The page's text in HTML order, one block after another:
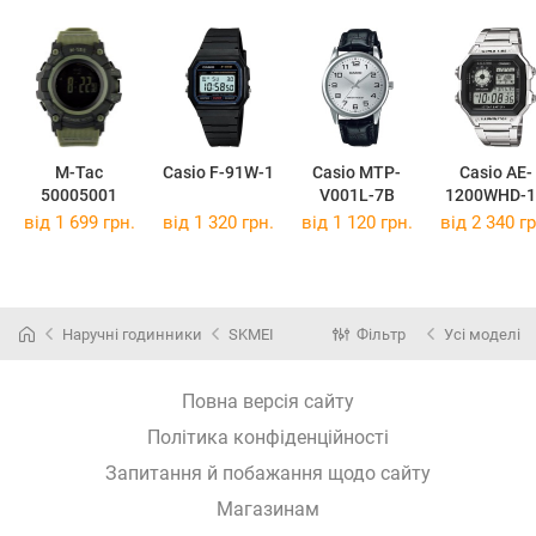
M-Tac
50005001
Casio F-91W-1
Casio MTP-
V001L-7B
Casio AE-
1200WHD-
від 1 699 грн. від 1 320 грн. від 1 120 грн. від 2 340
Наручні годинники SKMEI Фільтр Усі моделі
Повна версія сайту
Політика конфіденційності
Запитання й побажання щодо сайту
Магазинам